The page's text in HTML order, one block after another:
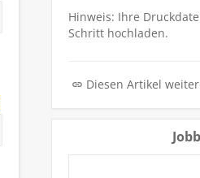
Hinweis: Ihre
Schritt hochladen.
Diesen Artikel